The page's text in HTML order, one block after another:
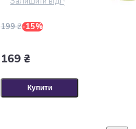
199 ₴-15%
169 ₴
Купити